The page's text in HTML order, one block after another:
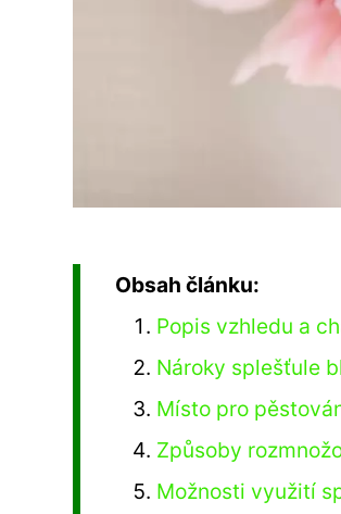
Obsah článku:
Popis vzhledu a
Nároky splešťule
Místo pro
Způsoby
Možnosti využití